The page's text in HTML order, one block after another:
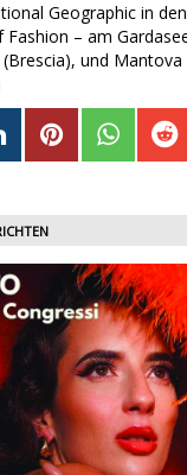
Geographic in
– am
und